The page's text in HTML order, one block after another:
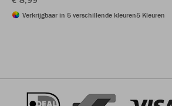
Verkrijgbaar in 5 verschillende kleuren5 Kleuren